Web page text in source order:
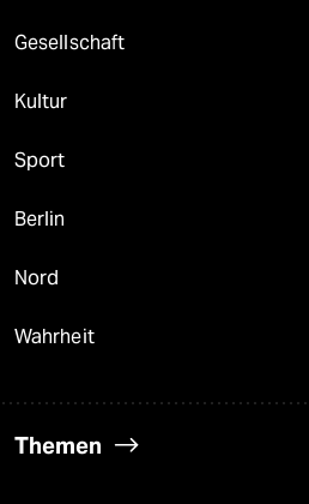
Gesellschaft
Kultur
Sport
Berlin
Nord
Wahrheit
Themen